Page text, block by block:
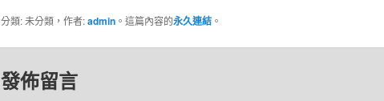
分類: 未分類，作者:admin。這篇內容的永久連結。
發佈留言